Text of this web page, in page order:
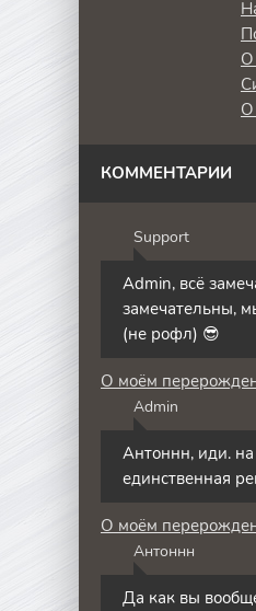
КОММЕНТАРИИ
Support
Admin, всё
замечательны,
(не рофл) 😎
О моём
Admin
Антоннн, иди. на
единственная
О моём
Антоннн
Да как вы